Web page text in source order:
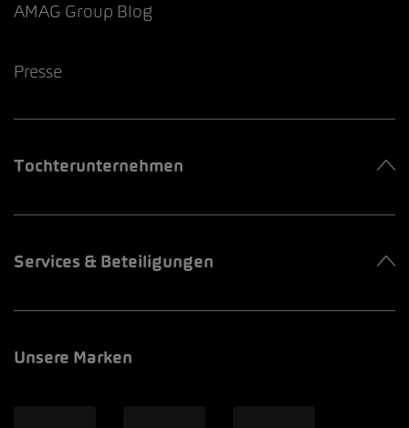
AMAG Group Blog
Presse
Tochterunternehmen
Services & Beteiligungen
Unsere Marken